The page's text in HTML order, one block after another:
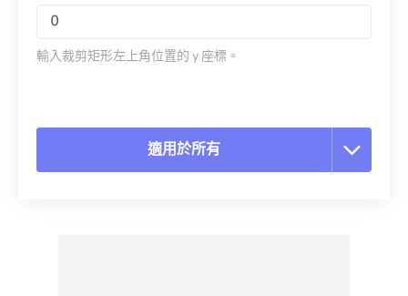
輸入裁剪矩形左上角位置的 y 座標。
適用於所有